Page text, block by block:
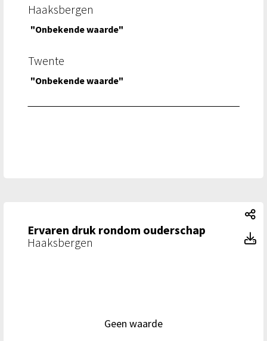
Twente
Haaksbergen
"Onbekende waarde"
"Onbekende waarde"
Ervaren druk rondom ouderschap
Haaksbergen
Geen waarde